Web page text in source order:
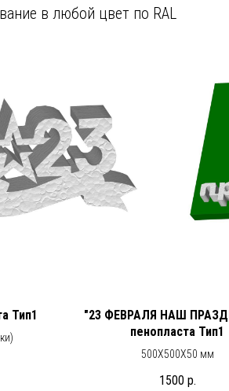
в любой цвет по RAL
Тип1
"23 ФЕВРАЛЯ НАШ
пенопласта Тип1
500Х500Х50 мм
1500 р.